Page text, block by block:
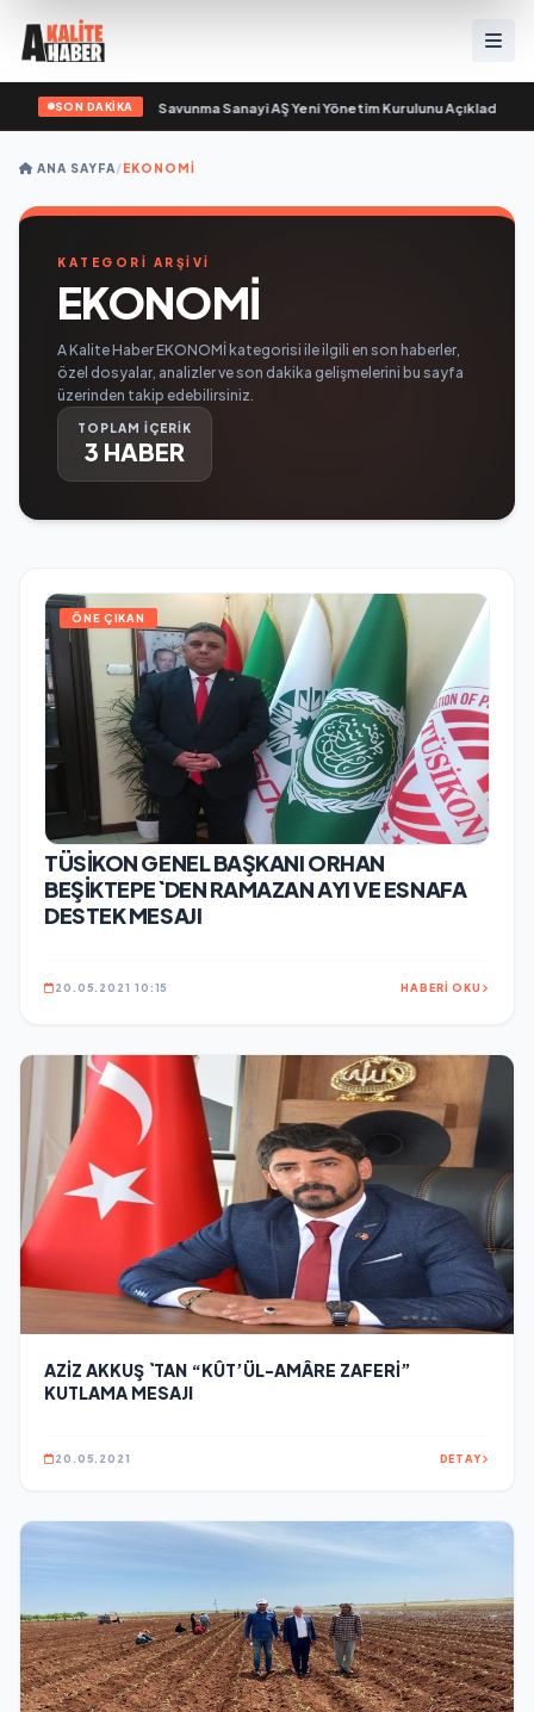
SON DAKİKA
sayıyor• Açıkgöz Savunma Sanayi AŞ Yeni Yönetim Kurulunu Açıkladı ve
ANA SAYFA/EKONOMİ
KATEGORİ ARŞİVİ
EKONOMİ
A Kalite Haber EKONOMİ kategorisi ile ilgili en son haberler,
özel dosyalar, analizler ve son dakika gelişmelerini bu sayfa
üzerinden takip edebilirsiniz.
TOPLAM İÇERİK
3 HABER
ÖNE ÇIKAN
TÜSİKON GENEL BAŞKANI ORHAN
BEŞİKTEPE`DEN RAMAZAN AYI VE ESNAFA
DESTEK MESAJI
20.05.2021 10:15 HABERİ OKU
AZİZ AKKUŞ `TAN “KÛT’ÜL-AMÂRE ZAFERİ”
KUTLAMA MESAJI
20.05.2021 DETAY